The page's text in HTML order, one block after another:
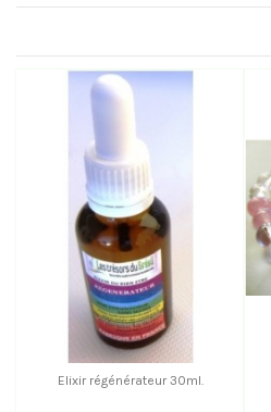
Elixir régénérateur 30ml.